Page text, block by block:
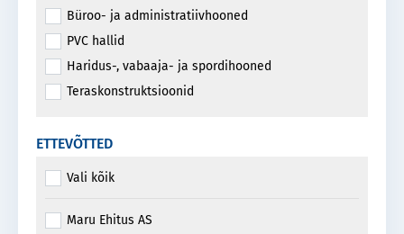
Büroo- ja administratiivhooned
PVC hallid
Haridus-, vabaaja- ja spordihooned
Teraskonstruktsioonid
Sillad ja mastid
Konveiersillad ja -galeriid
ETTEVÕTTED
Vali kõik
Maru Ehitus AS